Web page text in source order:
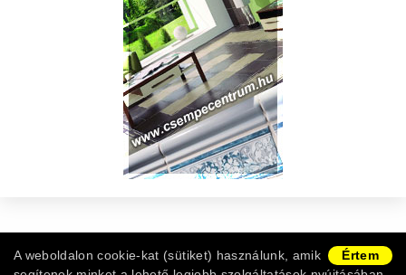
Értem
A weboldalon cookie-kat (sütiket) használunk, amik
ÁSZF|
Adatvédelem
Vásárlói információk | Ügyfélszolgálat